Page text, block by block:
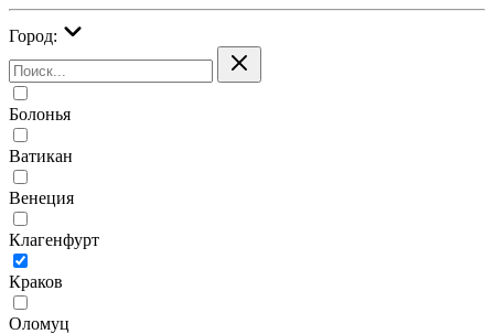
Город:
Болонья
Ватикан
Венеция
Клагенфурт
Краков
Оломуц